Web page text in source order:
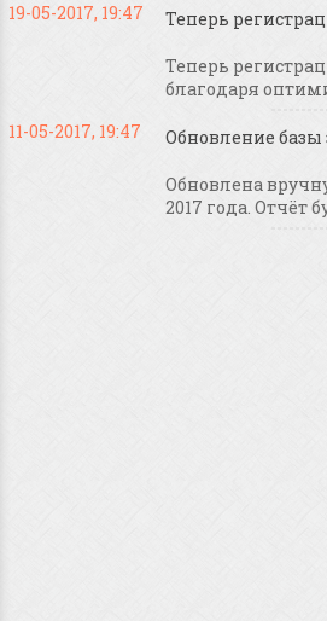
19-05-2017, 19:47 Теперь
Теперь
благодаря
11-05-2017, 19:47
Обновление базы
Обновлена
2017 года. Отчёт